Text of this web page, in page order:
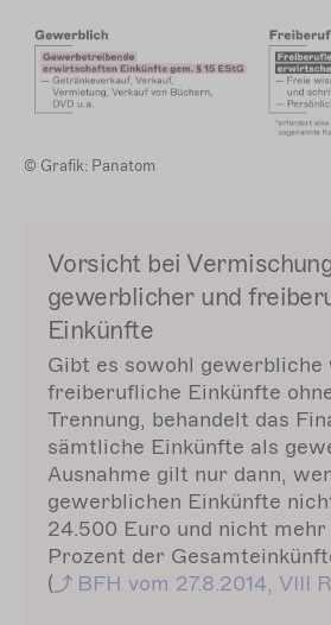
© Grafik: Panatom
Vorsicht bei
gewerblicher und
Einkünfte
Gibt es sowohl gewerbliche
freiberufliche Einkünfte
Trennung, behandelt das
sämtliche Einkünfte als
Ausnahme gilt nur dann,
gewerblichen Einkünfte
24.500 Euro und nicht mehr
Prozent der
(
BFH vom 27.8.2014, VIII